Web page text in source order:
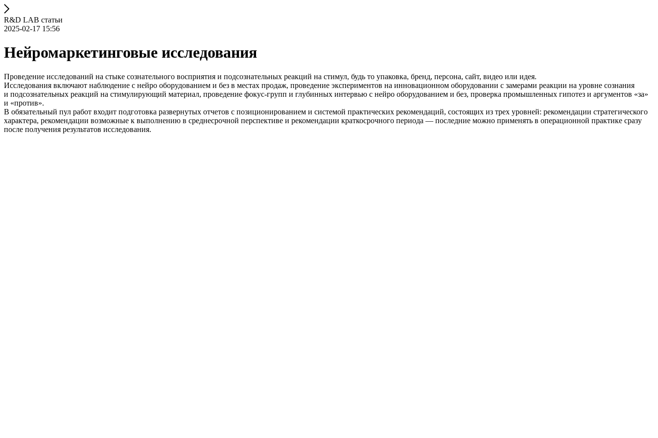
R&D LAB статьи
2025-02-17 15:56
Нейромаркетинговые исследования
Проведение исследований на стыке сознательного восприятия и подсознательных реакций на стимул, будь то упаковка, бренд, персона, сайт, видео или идея.
Исследования включают наблюдение с нейро оборудованием и без в местах продаж, проведение экспериментов на инновационном оборудовании с замерами реакции на уровне сознания
и подсознательных реакций на стимулирующий материал, проведение фокус-групп и глубинных интервью с нейро оборудованием и без, проверка промышленных гипотез и аргументов «за»
и «против».
В обязательный пул работ входит подготовка развернутых отчетов с позиционированием и системой практических рекомендаций, состоящих из трех уровней: рекомендации стратегического
характера, рекомендации возможные к выполнению в среднесрочной перспективе и рекомендации краткосрочного периода — последние можно применять в операционной практике сразу
после получения результатов исследования.